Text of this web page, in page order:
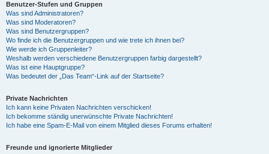
Benutzer-Stufen und Gruppen
Was sind Administratoren?
Was sind Moderatoren?
Was sind Benutzergruppen?
Wo finde ich die Benutzergruppen und wie trete ich ihnen bei?
Wie werde ich Gruppenleiter?
Weshalb werden verschiedene Benutzergruppen farbig dargestellt?
Was ist eine Hauptgruppe?
Was bedeutet der „Das Team“-Link auf der Startseite?
Private Nachrichten
Ich kann keine Privaten Nachrichten verschicken!
Ich bekomme ständig unerwünschte Private Nachrichten!
Ich habe eine Spam-E-Mail von einem Mitglied dieses Forums erhalten!
Freunde und ignorierte Mitglieder